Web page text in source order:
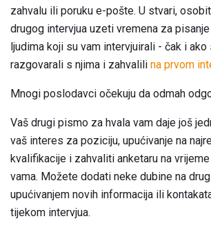
zahvalu ili poruku e-pošte. U stvari,
drugog intervjua uzeti vremena za
ljudima koji su vam intervjuirali - čak i
razgovarali s njima i zahvalili na prvom
Mnogi poslodavci očekuju da odmah
Vaš drugi pismo za hvala vam daje još
vaš interes za poziciju, upućivanje na
kvalifikacije i zahvaliti anketaru na
vama. Možete dodati neke dubine na
upućivanjem novih informacija ili
tijekom intervjua.